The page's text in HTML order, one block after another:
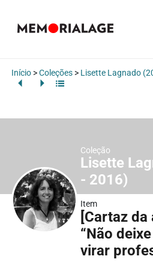
Início>Coleções> Lisette Lagnado
Coleção
Lisette
- 2016)
Item
[Cartaz
“Não
virar